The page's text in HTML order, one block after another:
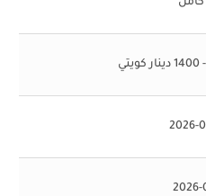
2026-
2026-